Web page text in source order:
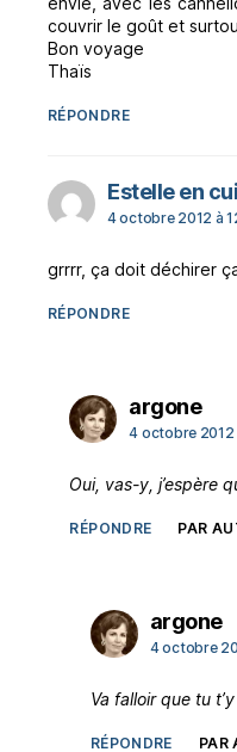
couvrir le goût et
Bon voyage
Thaïs
RÉPONDRE
Estelle en
4 octobre 2012 à
grrrr, ça doit déchirer
RÉPONDRE
argonedit :
4 octobre 2012
Oui, vas-y, j’espère
RÉPONDRE PAR
argone
4 octobre
Va falloir que tu
RÉPONDRE PAR